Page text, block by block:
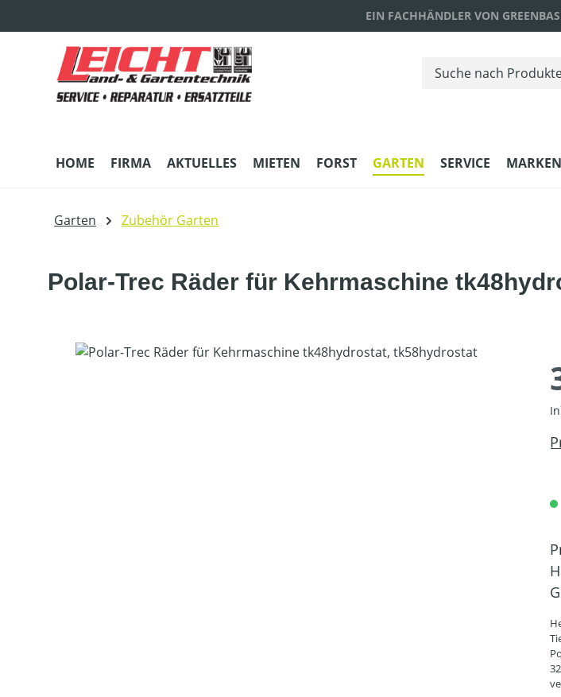
EIN FACHHÄNDLER VON
HOME FIRMA AKTUELLES MIETEN FORST GARTEN SERVICE MARKEN
Garten Zubehör Garten
Polar-Trec Räder für Kehrmaschine
Bildergalerie überspringen